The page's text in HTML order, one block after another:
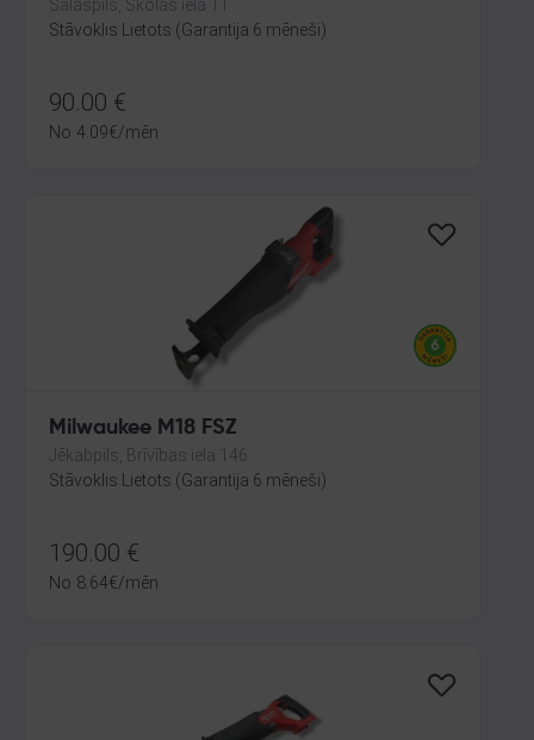
Salaspils, Skolas iela 11
Stāvoklis Lietots (Garantija 6 mēneši)
90.00 €
No 4.09€/mēn.
Milwaukee M18 FSZ
Jēkabpils, Brīvības iela 146
Stāvoklis Lietots (Garantija 6 mēneši)
190.00 €
No 8.64€/mēn.